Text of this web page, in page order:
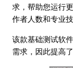
求，帮助您运行
作者人数和专业
该款基础测试软
需求，因此提高